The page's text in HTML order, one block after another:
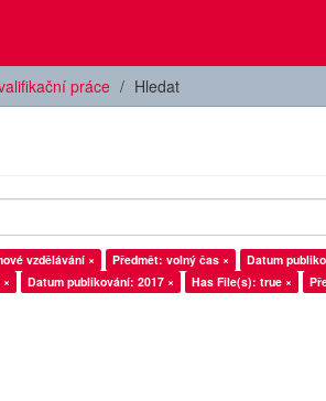
práce Hledat
vzdělávání × Předmět: volný čas ×
Datum
Datum publikování: 2017 × Has File(s): true ×